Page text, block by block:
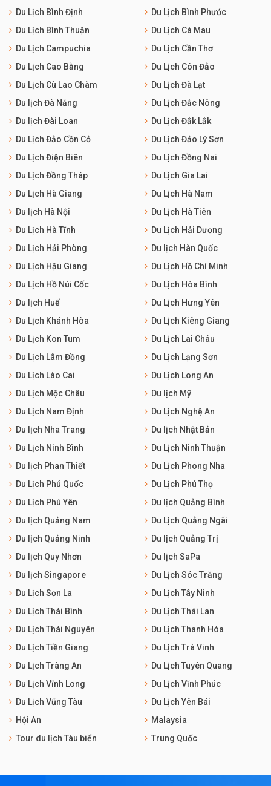
Du Lịch Bình Định
Du Lịch Bình Phước
Du Lịch Bình Thuận
Du Lịch Cà Mau
Du Lịch Campuchia
Du Lịch Cần Thơ
Du Lịch Cao Bằng
Du Lịch Côn Đảo
Du Lịch Cù Lao Chàm
Du Lịch Đà Lạt
Du lịch Đà Nẵng
Du Lịch Đắc Nông
Du lịch Đài Loan
Du Lịch Đắk Lắk
Du Lịch Đảo Cồn Cỏ
Du Lịch Đảo Lý Sơn
Du Lịch Điện Biên
Du Lịch Đồng Nai
Du Lịch Đồng Tháp
Du Lịch Gia Lai
Du Lịch Hà Giang
Du Lịch Hà Nam
Du lịch Hà Nội
Du Lịch Hà Tiên
Du Lịch Hà Tĩnh
Du Lịch Hải Dương
Du Lịch Hải Phòng
Du lịch Hàn Quốc
Du Lịch Hậu Giang
Du Lịch Hồ Chí Minh
Du Lịch Hồ Núi Cốc
Du Lịch Hòa Bình
Du lịch Huế
Du Lịch Hưng Yên
Du Lịch Khánh Hòa
Du Lịch Kiêng Giang
Du Lịch Kon Tum
Du Lịch Lai Châu
Du Lịch Lâm Đồng
Du Lịch Lạng Sơn
Du Lịch Lào Cai
Du Lịch Long An
Du Lịch Mộc Châu
Du lịch Mỹ
Du Lịch Nam Định
Du Lịch Nghệ An
Du lịch Nha Trang
Du lịch Nhật Bản
Du Lịch Ninh Bình
Du Lịch Ninh Thuận
Du lịch Phan Thiết
Du Lịch Phong Nha
Du Lịch Phú Quốc
Du Lịch Phú Thọ
Du Lịch Phú Yên
Du lịch Quảng Bình
Du lịch Quảng Nam
Du Lịch Quảng Ngãi
Du lịch Quảng Ninh
Du lịch Quảng Trị
Du lịch Quy Nhơn
Du lịch SaPa
Du lịch Singapore
Du Lịch Sóc Trăng
Du Lịch Sơn La
Du Lịch Tây Ninh
Du Lịch Thái Bình
Du Lịch Thái Lan
Du Lịch Thái Nguyên
Du Lịch Thanh Hóa
Du Lịch Tiền Giang
Du Lịch Trà Vinh
Du Lịch Tràng An
Du Lịch Tuyên Quang
Du Lịch Vĩnh Long
Du Lịch Vĩnh Phúc
Du Lịch Vũng Tàu
Du Lịch Yên Bái
Hội An
Malaysia
Tour du lịch Tàu biển
Trung Quốc